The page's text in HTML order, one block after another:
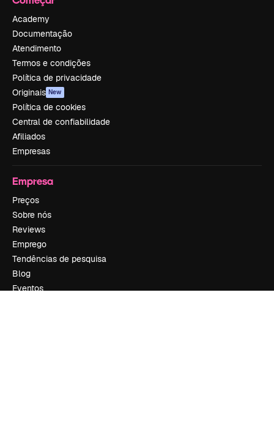
Academy
Documentação
Atendimento
Termos e condições
Política de privacidade
Originais New
Política de cookies
Central de confiabilidade
Afiliados
Empresas
Empresa
Preços
Sobre nós
Reviews
Emprego
Tendências de pesquisa
Blog
Eventos